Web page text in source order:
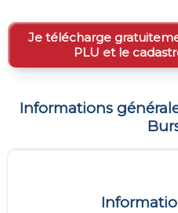
Je télécharge
PLU et le
Informations